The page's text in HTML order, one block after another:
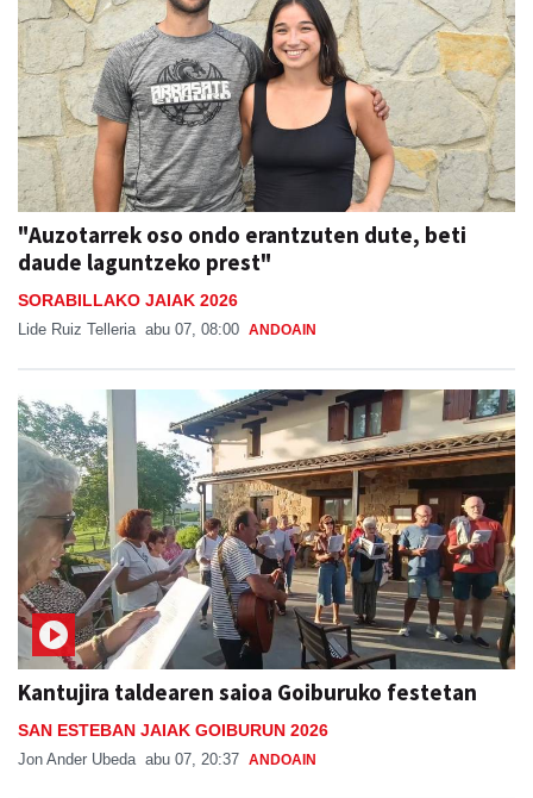
"Auzotarrek oso ondo erantzuten dute, beti
daude laguntzeko prest"
SORABILLAKO JAIAK 2026
Lide Ruiz Telleria abu 07, 08:00 ANDOAIN
Kantujira taldearen saioa Goiburuko festetan
SAN ESTEBAN JAIAK GOIBURUN 2026
Jon Ander Ubeda abu 07, 20:37 ANDOAIN